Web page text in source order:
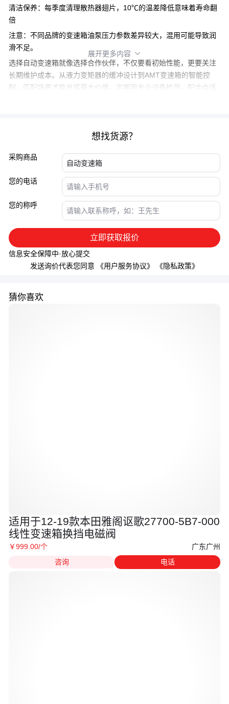
清洁保养：每季度清理散热器翅片，10℃的温差降低意味着寿命翻
倍
注意：不同品牌的变速箱油泵压力参数差异较大，混用可能导致润
滑不足。
选择自动变速箱就像选择合作伙伴，不仅要看初始性能，更要关注
长期维护成本。从液力变矩器的缓冲设计到 AMT变速箱的智能控
制，匹配场景才能发挥最大价值。定期用专业设备检测，配合合适
展开更多内容 
想找货源？
采购商品
您的电话
您的称呼
立即获取报价
信息安全保障中·放心提交
发送询价代表您同意 《用户服务协议》 《隐私政策》
猜你喜欢
适用于12-19款本田雅阁讴歌27700-5B7-000
线性变速箱换挡电磁阀
￥999.00/个
广东广州
咨询
电话